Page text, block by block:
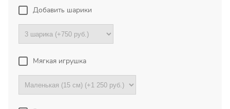
область
Букет с хризантемами и
герберами оказался очень
Спасибо !
Все отзывы
Добавить шарики
Мягкая игрушка